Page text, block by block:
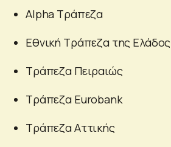
Alpha Τράπεζα
Εθνική Τράπεζα της Ελάδος
Τράπεζα Πειραιώς
Τράπεζα Eurobank
Τράπεζα Αττικής